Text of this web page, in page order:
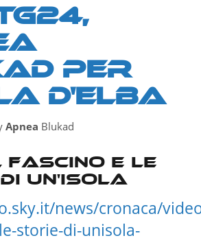
per
d'Elba
Apnea Blukad
fascino e le
un'isola
news/cronaca/
storie-di-unisola-